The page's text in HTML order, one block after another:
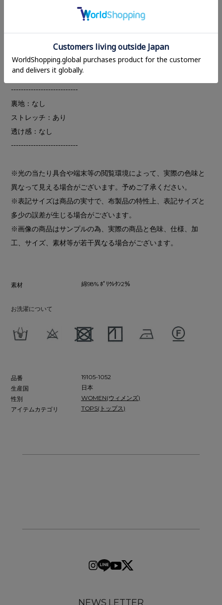
インナーとして着用した際にもワンポイントで見えるよう、襟
下にCL LOGOの配色刺繍を施しています。襟ぐりのバインダー
は太めに、適度な厚みを持たせることで、品良くまとまるよう
仕様にこだわりました。
ストレッチ性があり肌触りの良い生地を使用しています。
---------------------------
裏地：なし
ストレッチ：あり
透け感：なし
---------------------------
※光の当たり具合や端末等の閲覧環境によって、実際の色味と
異なって見える場合がございます。予めご了承ください。
※表記サイズは商品の実寸で、布製品の特性上、表記サイズと
多少の誤差が生じる場合がございます。
※画像の商品はサンプルの為、実際の商品と色味、仕様、加
工、サイズ、素材等が若干異なる場合がございます。
素材 綿98% ﾎﾟﾘｳﾚﾀﾝ2％
お洗濯について
品番
19105-1052
生産国
日本
性別
WOMEN(ウィメンズ)
アイテムカテゴリ
TOPS(トップス)
NEWS LETTER